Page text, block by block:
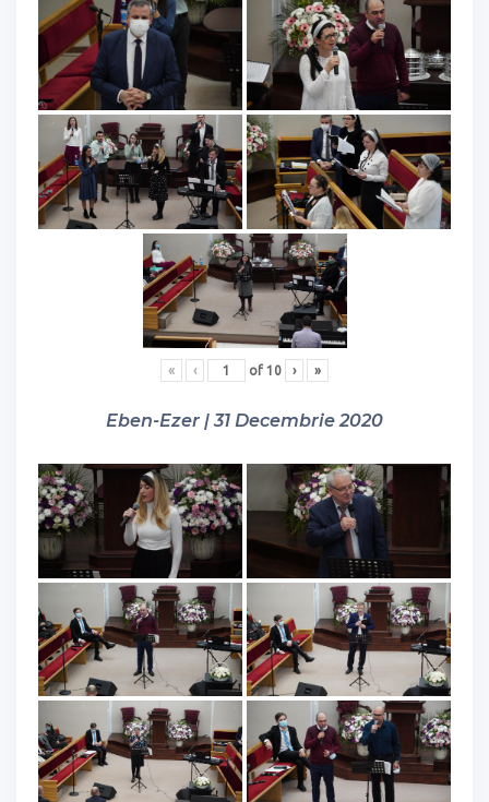
« ‹ of 10 › »
Eben-Ezer | 31 Decembrie 2020